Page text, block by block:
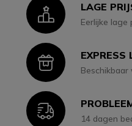
IconLAGE
Eerlijke lage
IconEXPRESS
Icon14 dagen